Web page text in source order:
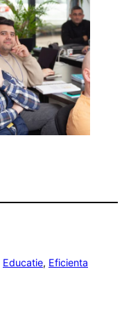
Educatie, Eficienta